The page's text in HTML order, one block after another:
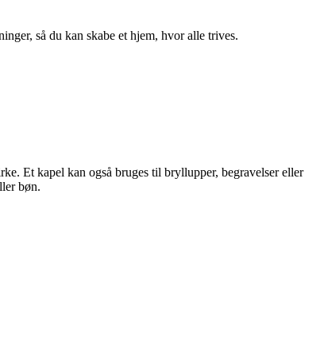
så du kan skabe et hjem, hvor alle trives.
Et kapel kan også bruges til bryllupper, begravelser eller
bøn.